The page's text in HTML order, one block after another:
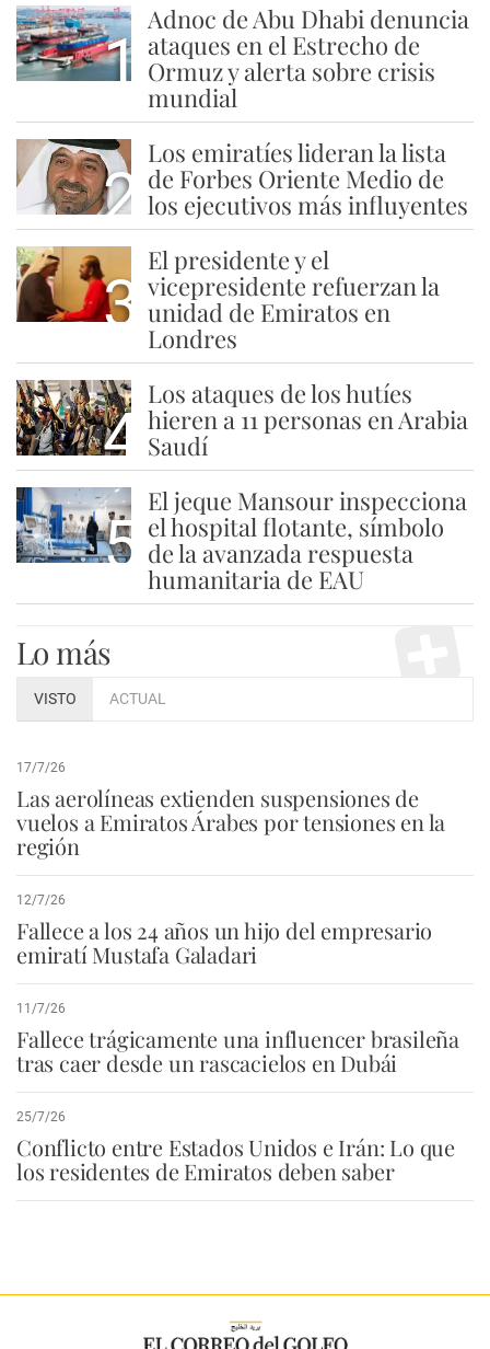
1
Adnoc de Abu Dhabi denuncia
ataques en el Estrecho de
Ormuz y alerta sobre crisis
mundial
2
Los emiratíes lideran la lista
de Forbes Oriente Medio de
los ejecutivos más influyentes
3
El presidente y el
vicepresidente refuerzan la
unidad de Emiratos en
Londres
4
Los ataques de los hutíes
hieren a 11 personas en Arabia
Saudí
5
El jeque Mansour inspecciona
el hospital flotante, símbolo
de la avanzada respuesta
humanitaria de EAU
Lo más
VISTO ACTUAL
17/7/26
Las aerolíneas extienden suspensiones de
vuelos a Emiratos Árabes por tensiones en la
región
12/7/26
Fallece a los 24 años un hijo del empresario
emiratí Mustafa Galadari
11/7/26
Fallece trágicamente una influencer brasileña
tras caer desde un rascacielos en Dubái
25/7/26
Conflicto entre Estados Unidos e Irán: Lo que
los residentes de Emiratos deben saber